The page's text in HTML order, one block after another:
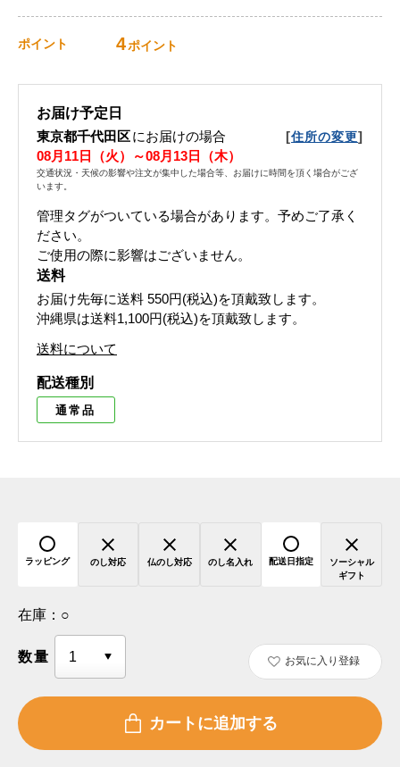
ポイント 4ポイント
お届け予定日
東京都千代田区にお届けの場合 [住所の変更]
08月11日（火）～08月13日（木）
交通状況・天候の影響や注文が集中した場合等、お届けに時間を頂く場合がござ
います。
管理タグがついている場合があります。予めご了承く
ださい。
ご使用の際に影響はございません。
送料
お届け先毎に送料 550円(税込)を頂戴致します。
沖縄県は送料1,100円(税込)を頂戴致します。
送料について
配送種別
通常品
ラッピング のし対応 仏のし対応 のし名入れ 配送日指定
ソーシャル
ギフト
在庫： ○
数量 お気に入り登録